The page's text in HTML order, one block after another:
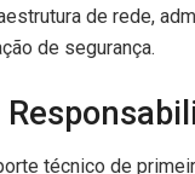
de rede,
de segurança.
técnico de